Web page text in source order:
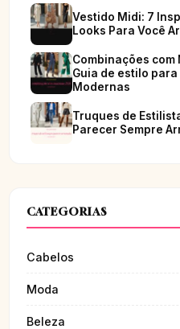
Vestido Midi: 7
Looks Para Você
Combinações com
Guia de estilo
Modernas
Truques de
Parecer Sempre
CATEGORIAS
Cabelos
Moda
Beleza